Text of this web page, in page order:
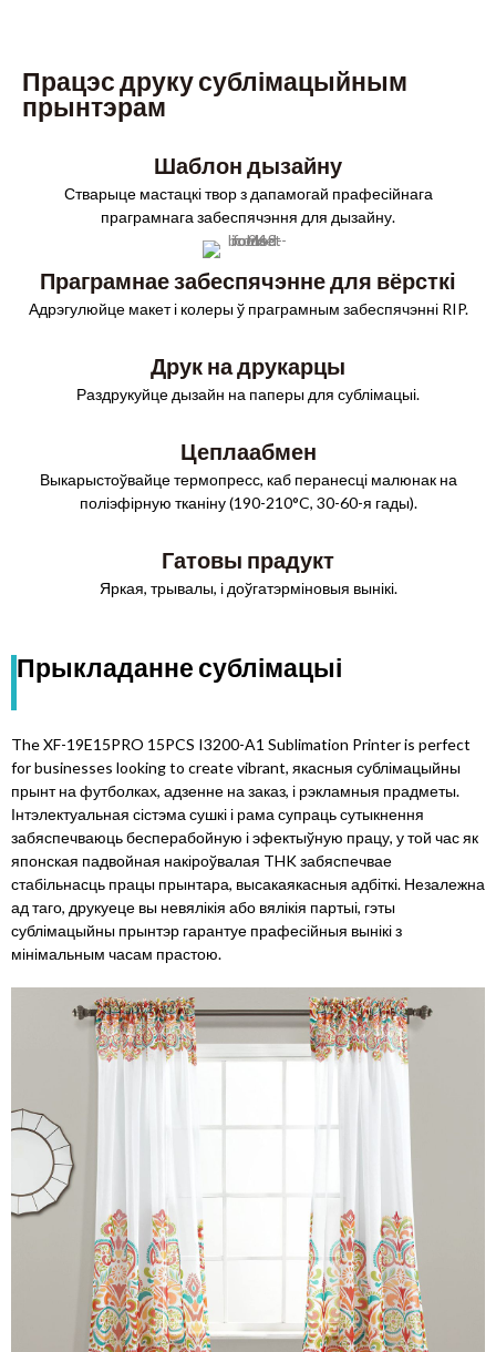
Працэс друку сублімацыйным
прынтэрам
Шаблон дызайну
Стварыце мастацкі твор з дапамогай прафесійнага
праграмнага забеспячэння для дызайну.
Праграмнае забеспячэнне для вёрсткі
Адрэгулюйце макет і колеры ў праграмным забеспячэнні RIP.
Друк на друкарцы
Раздрукуйце дызайн на паперы для сублімацыі.
Цеплаабмен
Выкарыстоўвайце термопресс, каб перанесці малюнак на
поліэфірную тканіну (190-210°C, 30-60-я гады).
Гатовы прадукт
Яркая, трывалы, і доўгатэрміновыя вынікі.
Прыкладанне сублімацыі
The XF-19E15PRO 15PCS I3200-A1 Sublimation Printer is perfect
for businesses looking to create vibrant, якасныя сублімацыйны
прынт на футболках, адзенне на заказ, і рэкламныя прадметы.
Інтэлектуальная сістэма сушкі і рама супраць сутыкнення
забяспечваюць бесперабойную і эфектыўную працу, у той час як
японская падвойная накіроўвалая THK забяспечвае
стабільнасць працы прынтара, высакаякасныя адбіткі. Незалежна
ад таго, друкуеце вы невялікія або вялікія партыі, гэты
сублімацыйны прынтэр гарантуе прафесійныя вынікі з
мінімальным часам прастою.